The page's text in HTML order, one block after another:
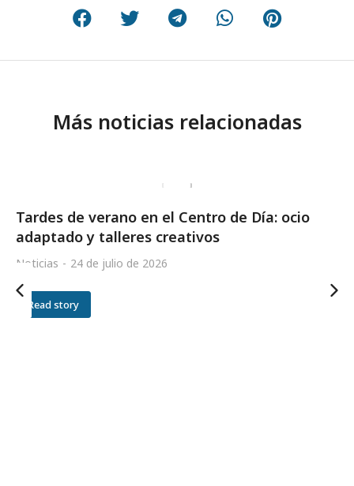
Más noticias relacionadas
Tardes de verano en el Centro de Día: ocio
adaptado y talleres creativos
Noticias 24 de julio de 2026
Read story